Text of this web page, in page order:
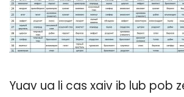
Yuav ua li cas xaiv ib lub pob